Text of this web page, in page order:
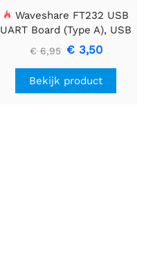
Waveshare FT232 USB
UART Board (Type A), USB
naar TTL (UART)
Communicatiemodule
€ 6,95 € 3,50
Bekijk product